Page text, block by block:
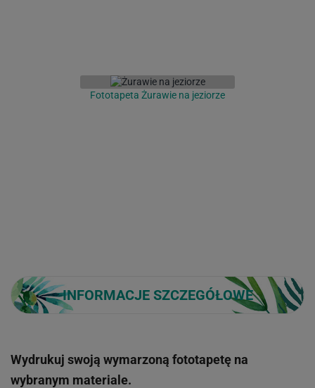
Fototapeta Żurawie na jeziorze
INFORMACJE SZCZEGÓŁOWE
Wydrukuj swoją wymarzoną fototapetę na
wybranym materiale.